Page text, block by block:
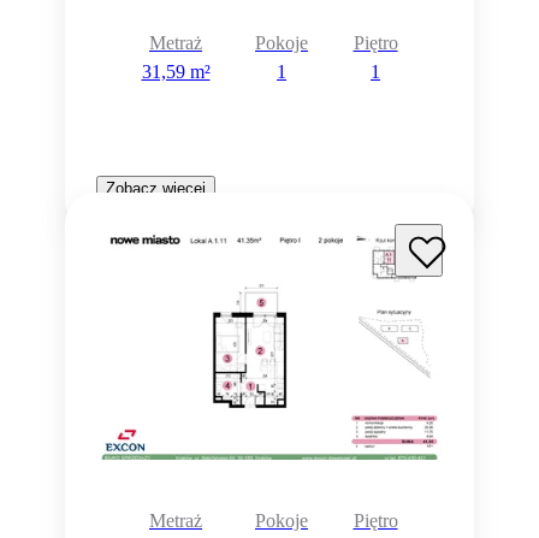
Metraż
31,59 m²
Pokoje
1
Piętro
1
Zobacz więcej
Metraż
Pokoje
Piętro